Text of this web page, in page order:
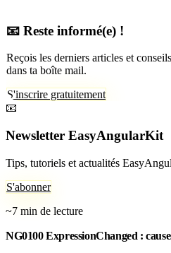
📧 Reste informé(e) !
Reçois les derniers articles et
dans ta boîte mail.
S'inscrire gratuitement
📧
Newsletter EasyAngularKit
Tips, tutoriels et actualités
S'abonner
~7 min de lecture
NG0100 ExpressionChanged :